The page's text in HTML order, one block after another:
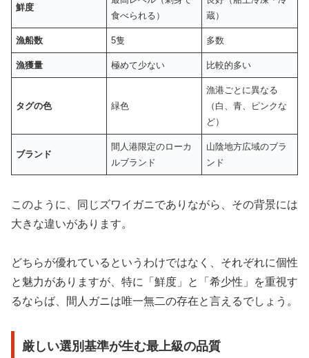
鮮度
食べられる）
蔵）
漁船数 5隻 多数
漁獲量 極めて少ない 比較的多い
タグの色 緑色
漁港ごとに異なる
（白、青、ピンクな
ど）
ブランド
間人港限定のローカ
ルブランド
山陰地方広域のブラ
ンド
このように、同じズワイガニでありながら、その背景には
大きな違いがあります。
どちらが優れているというわけではなく、それぞれに個性
と魅力がありますが、特に「鮮度」と「希少性」を重視す
るならば、間人ガニは唯一無二の存在と言えるでしょう。
厳しい選別基準が生む最上級の品質